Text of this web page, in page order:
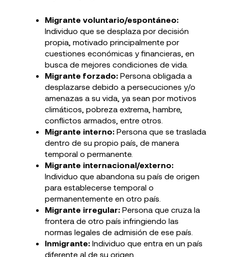
Migrante voluntario/espontáneo:
Individuo que se desplaza por decisión
propia, motivado principalmente por
cuestiones económicas y financieras, en
busca de mejores condiciones de vida.
Migrante forzado: Persona obligada a
desplazarse debido a persecuciones y/o
amenazas a su vida, ya sean por motivos
climáticos, pobreza extrema, hambre,
conflictos armados, entre otros.
Migrante interno: Persona que se traslada
dentro de su propio país, de manera
temporal o permanente.
Migrante internacional/externo:
Individuo que abandona su país de origen
para establecerse temporal o
permanentemente en otro país.
Migrante irregular: Persona que cruza la
frontera de otro país infringiendo las
normas legales de admisión de ese país.
Inmigrante: Individuo que entra en un país
diferente al de su origen.